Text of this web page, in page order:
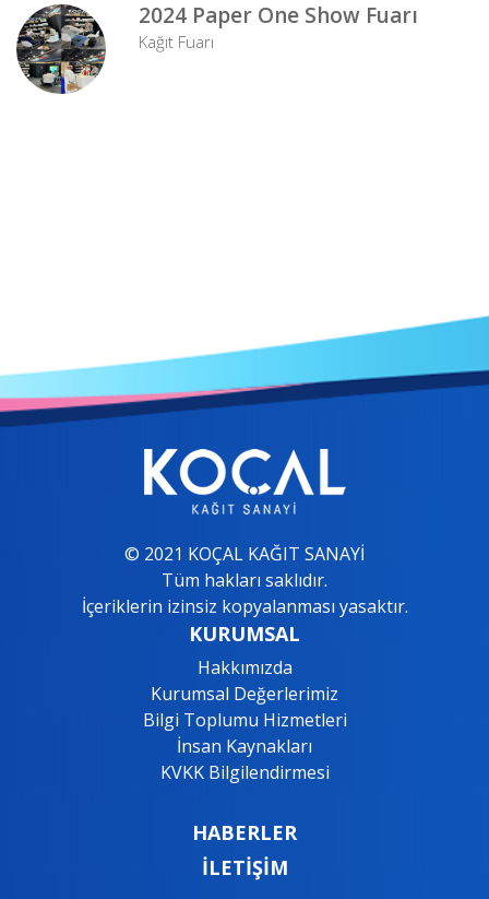
2024 Paper One Show Fuarı
Kağıt Fuarı
© 2021 KOÇAL KAĞIT SANAYİ
Tüm hakları saklıdır.
İçeriklerin izinsiz kopyalanması yasaktır.
KURUMSAL
Hakkımızda
Kurumsal Değerlerimiz
Bilgi Toplumu Hizmetleri
İnsan Kaynakları
KVKK Bilgilendirmesi
HABERLER
İLETİŞİM